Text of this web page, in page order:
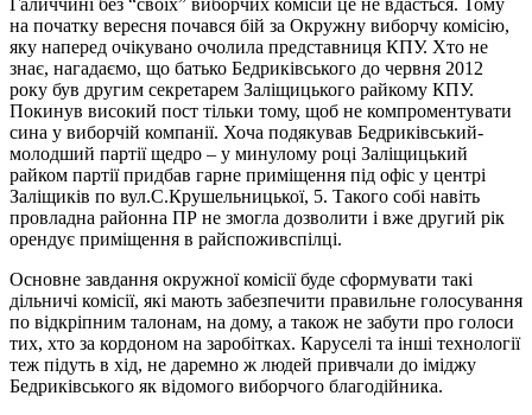
Галиччині без “своїх” виборчих комісій це не вдасться. Тому
на початку вересня почався бій за Окружну виборчу комісію,
яку наперед очікувано очолила представниця КПУ. Хто не
знає, нагадаємо, що батько Бедриківського до червня 2012
року був другим секретарем Заліщицького райкому КПУ.
Покинув високий пост тільки тому, щоб не компроментувати
сина у виборчій компанії. Хоча подякував Бедриківський-
молодший партії щедро – у минулому році Заліщицький
райком партії придбав гарне приміщення під офіс у центрі
Заліщиків по вул.С.Крушельницької, 5. Такого собі навіть
провладна районна ПР не змогла дозволити і вже другий рік
орендує приміщення в райспоживспілці.
Основне завдання окружної комісії буде сформувати такі
дільничі комісії, які мають забезпечити правильне голосування
по відкріпним талонам, на дому, а також не забути про голоси
тих, хто за кордоном на заробітках. Каруселі та інші технології
теж підуть в хід, не даремно ж людей привчали до іміджу
Бедриківського як відомого виборчого благодійника.